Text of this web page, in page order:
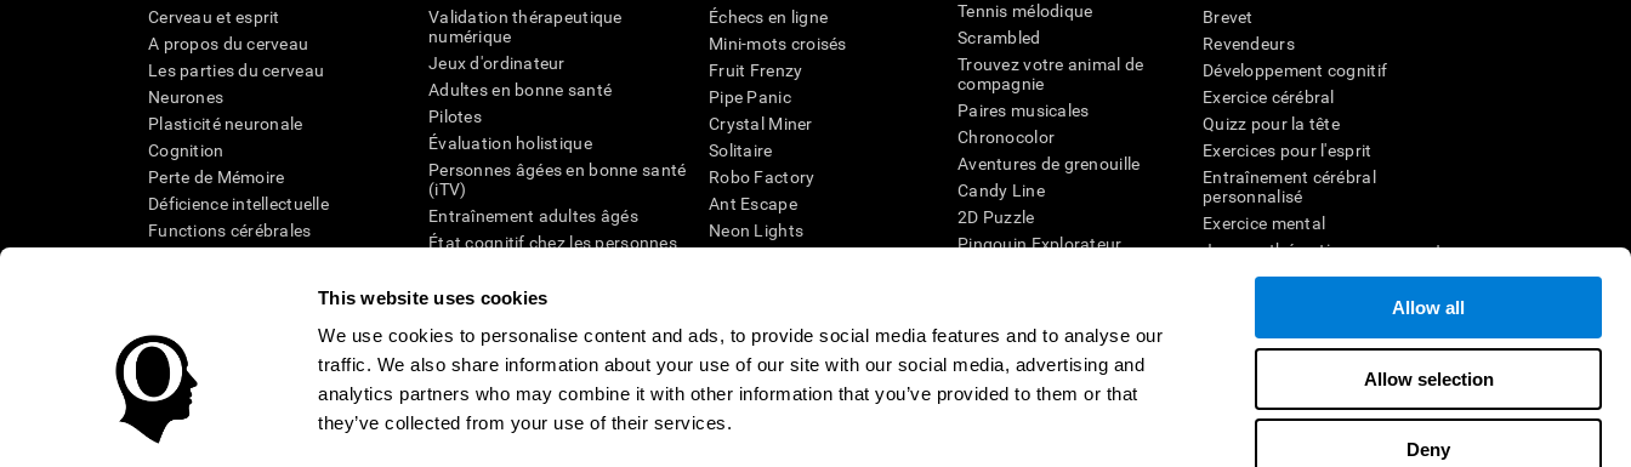
This website uses cookies
We use cookies to personalise content and ads, to provide social media features and to analyse our
traffic. We also share information about your use of our site with our social media, advertising and
analytics partners who may combine it with other information that you’ve provided to them or that
they’ve collected from your use of their services.
Allow all
Allow selection
Deny
Cerveau et esprit
A propos du cerveau
Les parties du cerveau
Neurones
Plasticité neuronale
Cognition
Perte de Mémoire
Déficience intellectuelle
Functions cérébrales
Validation thérapeutique
numérique
Jeux d'ordinateur
Adultes en bonne santé
Pilotes
Évaluation holistique
Personnes âgées en bonne santé
(iTV)
Entraînement adultes âgés
État cognitif chez les personnes
Révision systémique
Échecs en ligne
Mini-mots croisés
Fruit Frenzy
Pipe Panic
Crystal Miner
Solitaire
Robo Factory
Ant Escape
Neon Lights
Space Rescue
Chaos mathématique
Course de billes
Tennis mélodique
Scrambled
Trouvez votre animal de
compagnie
Paires musicales
Chronocolor
Aventures de grenouille
Candy Line
2D Puzzle
Pingouin Explorateur
Jeux d'agilité mentale
Jeux en ligne pour la
mémoire
Jeux pour le cerveau
Brevet
Revendeurs
Développement cognitif
Exercice cérébral
Quizz pour la tête
Exercices pour l'esprit
Entraînement cérébral
personnalisé
Exercice mental
Jeux mathématiques amusants
Compréhension de lecture
Batailles cérébrales
Test de QI